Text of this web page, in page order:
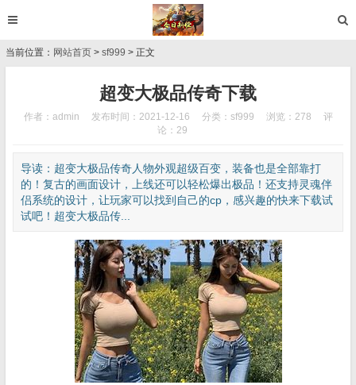
当前位置： 网站首页 > sf999 > 正文
超变大极品传奇下载
作者：admin 发布时间：2021-12-16 分类： sf999 浏览：278
评
论：29
导读：超变大极品传奇人物外观超级百变，装备也是全部靠打
的！复古的画面设计，上线还可以轻松爆出极品！还支持灵魂伴
侣系统的设计，让玩家可以找到自己的cp，感兴趣的快来下载试
试吧！超变大极品传...